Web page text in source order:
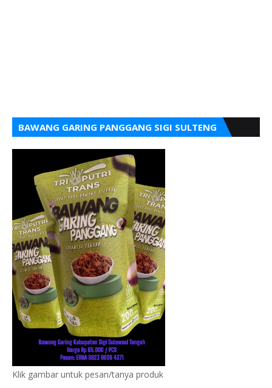
BAWANG GARING PANGGANG SIGI SULTENG
Klik gambar untuk pesan/tanya produk